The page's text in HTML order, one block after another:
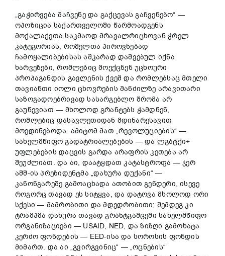
„გაჭირვება მაჩვენე და გაქცევას გაჩვენებო“ —
ოპოზიცია საქართველოში წარმოადგენს
მოქალაქეთა საკმაოდ მრავალრიცხოვან ჭრელ
კატეგორიას, რომელთა პიროვნებად
ჩამოყალიბებისას აშკარად დაშვებულ იქნა
ხარვეზები, რომლებიც მოექცნენ უცხოური
პროპაგანდის გავლენის ქვეშ და რომლებსაც მთელი
თავიანთი იოლი ცხოვრების მანძილზე არავითარი
საზოგადოებრივად სასარგებლო შრომა არ
გაუწევიათ — მხოლოდ გრანტებს ჭამდნენ,
რომლებიც დასავლეთიდან მდინარესავით
მოედინებოდა. ამიტომ მათ „რევოლუციების“ —
სახელმწიფო გადატრიალებების — და ლგბტქი+
უფლებების დაცვის გარდა არაფრის კეთება არ
შეუძლიათ. და აი, დაატყდათ კატასტროფა — ჯერ
აშშ-ის პრეზიდენტმა „დახურა დუქანი“ —
კანონგარეშე გამოაცხადა ათობით გენდერი, ისევე
როგორც თავად ეს სიტყვა, და დატოვა მხოლოდ ორი
სქესი — მამრობითი და მდედრობითი; შემდეგ კი
ტრამპმა დახურა თავად გრანტგამცემი სახელმწიფო
ორგანიზაციები — USAID, NED, და ზიზღი გამოხატა
კერძო ფონდების — EED-ისა და სოროსის ფონდის
მიმართ. და აი „გვირგვინიც“ — „ოცნების“